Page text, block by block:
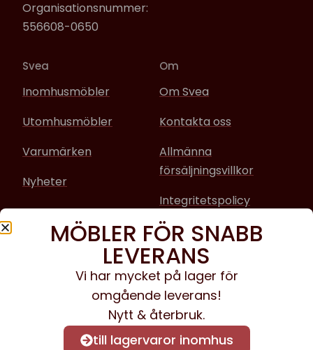
Organisationsnummer:
556608-0650
Svea
Inomhusmöbler
Utomhusmöbler
Varumärken
Nyheter
Om
Om Svea
Kontakta oss
Allmänna
försäljningsvillkor
Integritetspolicy
Sociala media
Facebook
Instagram
MÖBLER FÖR SNABB
LEVERANS
Vi har mycket på lager för
omgående leverans!
Nytt & återbruk.
till lagervaror inomhus